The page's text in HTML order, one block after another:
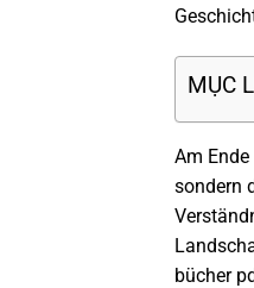
MỤC
Am
sondern
bücher